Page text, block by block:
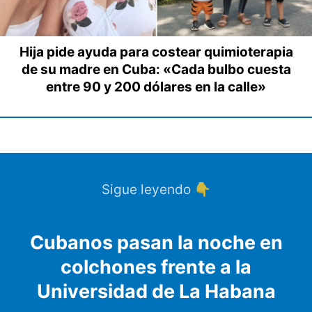
Hija pide ayuda para costear quimioterapia
de su madre en Cuba: «Cada bulbo cuesta
entre 90 y 200 dólares en la calle»
Sigue leyendo 👇